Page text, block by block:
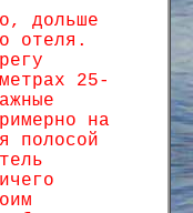
дольше
отеля.
25-
на
полосой